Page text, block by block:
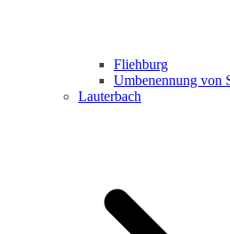
Fliehburg
Umbenennung von
Lauterbach